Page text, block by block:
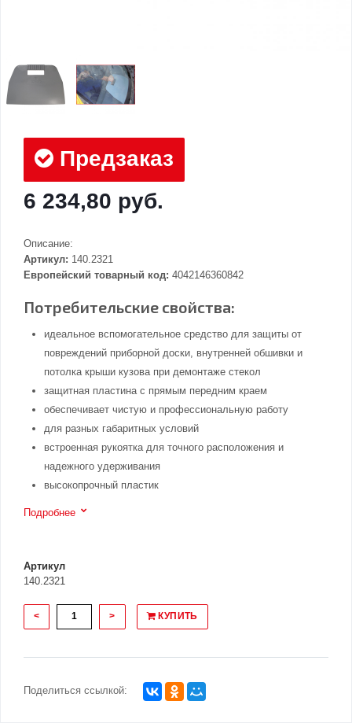
Предзаказ
6 234,80 руб.
Описание:
Артикул: 140.2321
Европейский товарный код: 4042146360842
Потребительские свойства:
идеальное вспомогательное средство для защиты от
повреждений приборной доски, внутренней обшивки и
потолка крыши кузова при демонтаже стекол
защитная пластина с прямым передним краем
обеспечивает чистую и профессиональную работу
для разных габаритных условий
встроенная рукоятка для точного расположения и
надежного удерживания
высокопрочный пластик
Подробнее
Артикул
140.2321
< > КУПИТЬ
Поделиться ссылкой: